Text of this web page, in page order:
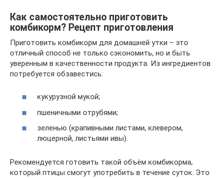
Как самостоятельно приготовить
комбикорм? Рецепт приготовления
Приготовить комбикорм для домашней утки – это
отличный способ не только сэкономить, но и быть
уверенным в качественности продукта. Из ингредиентов
потребуется обзавестись:
кукурузной мукой;
пшеничными отрубями;
зеленью (крапивными листами, клевером,
люцерной, листьями ивы).
Рекомендуется готовить такой объём комбикорма,
который птицы смогут употребить в течение суток. Это